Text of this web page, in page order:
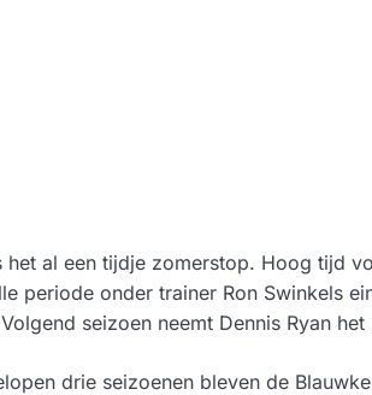
het al een tijdje zomerstop. Hoog tijd
periode onder trainer Ron Swinkels
seizoen neemt Dennis Ryan
drie seizoenen bleven de